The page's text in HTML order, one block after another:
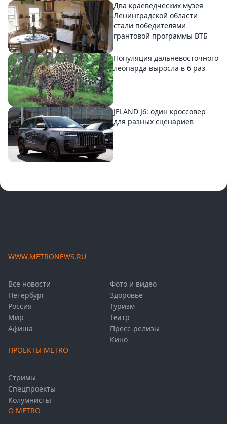
Два краеведческих музея
Ленинградской области
стали победителями
грантовой программы ВТБ
Популяция дальневосточного
леопарда выросла в 6 раз
JELAND J6: один кроссовер
для разных сценариев
WWW.METRONEWS.RU
Все новости
Петербург
Россия
Мир
Афиша
Фото и видео
Здоровье
Туризм
Театр
Пресс-релизы
Кино
ПРОЕКТЫ METRO
Стримы
Спецпроекты
Колумнисты
О METRO